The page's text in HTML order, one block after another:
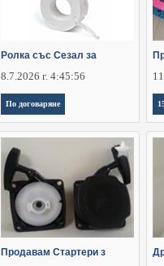
Ролка със Сезал за
8.7.2026 г. 4:45:56
По договаряне
Продавам Стартери з